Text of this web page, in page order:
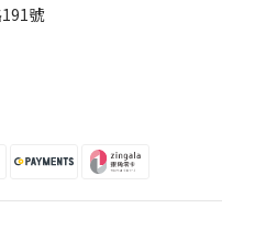
號